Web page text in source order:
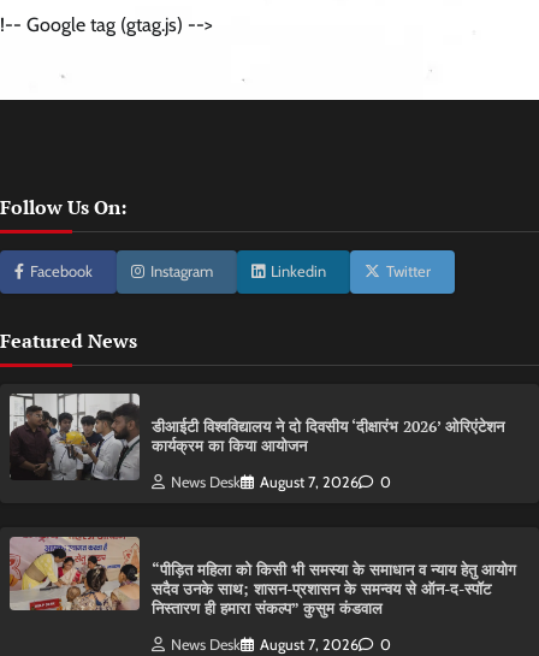
!-- Google tag (gtag.js) -->
Follow Us On:
Facebook Instagram Linkedin Twitter
Featured News
डीआईटी विश्वविद्यालय ने दो दिवसीय ‘दीक्षारंभ 2026’ ओरिएंटेशन
कार्यक्रम का किया आयोजन
News Desk August 7, 2026 0
“पीड़ित महिला को किसी भी समस्या के समाधान व न्याय हेतु आयोग
सदैव उनके साथ; शासन-प्रशासन के समन्वय से ऑन-द-स्पॉट
निस्तारण ही हमारा संकल्प” कुसुम कंडवाल
News Desk August 7, 2026 0